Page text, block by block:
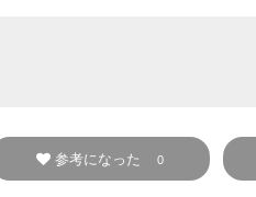
参考になった 0